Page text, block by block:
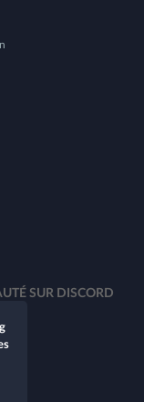
SUR DISCORD